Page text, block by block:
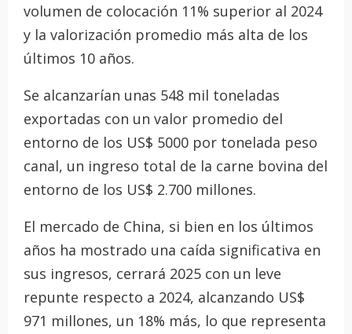
volumen de colocación 11% superior al 2024
y la valorización promedio más alta de los
últimos 10 años.
Se alcanzarían unas 548 mil toneladas
exportadas con un valor promedio del
entorno de los US$ 5000 por tonelada peso
canal, un ingreso total de la carne bovina del
entorno de los US$ 2.700 millones.
El mercado de China, si bien en los últimos
años ha mostrado una caída significativa en
sus ingresos, cerrará 2025 con un leve
repunte respecto a 2024, alcanzando US$
971 millones, un 18% más, lo que representa